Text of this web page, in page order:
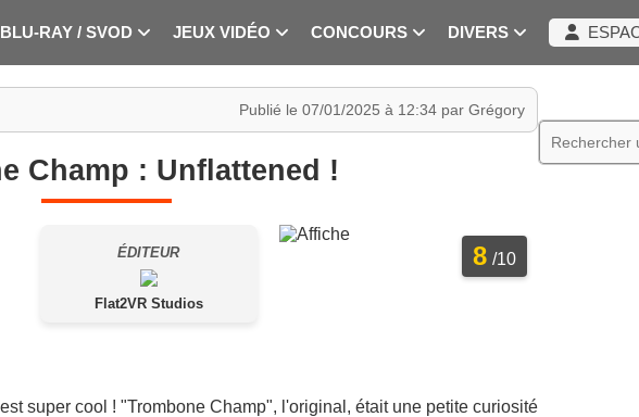
RAY / SVOD JEUX VIDÉO CONCOURS DIVERS
Publié le 07/01/2025 à 12:34 par Grégory
Champ : Unflattened !
8 /10
ÉDITEUR
Flat2VR Studios
super cool ! "Trombone Champ", l'original, était une petite curiosité